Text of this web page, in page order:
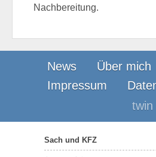
Nachbereitung.
News Über mich
Impressum
twin
Sach und KFZ